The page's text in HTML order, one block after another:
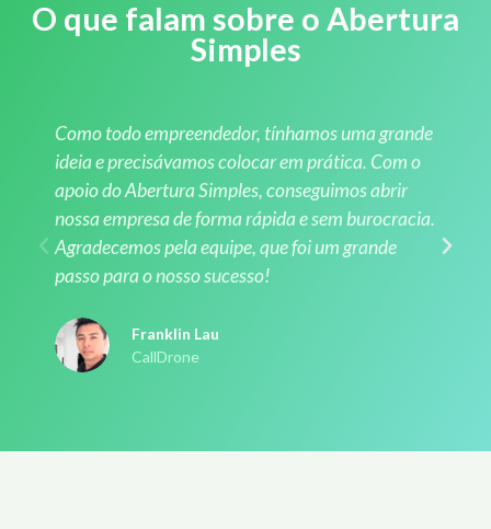
O que falam sobre o Abertura
Simples
Como todo empreendedor, tínhamos uma grande
ideia e precisávamos colocar em prática. Com o
apoio do Abertura Simples, conseguimos abrir
nossa empresa de forma rápida e sem burocracia.
Agradecemos pela equipe, que foi um grande
passo para o nosso sucesso!
Franklin Lau
CallDrone